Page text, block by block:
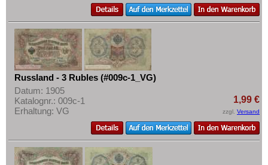
Russland - 3 Rubles (#009c-1_VG)
Datum: 1905
Katalognr.: 009c-1
Erhaltung: VG
1,99 €
zzgl. Versand